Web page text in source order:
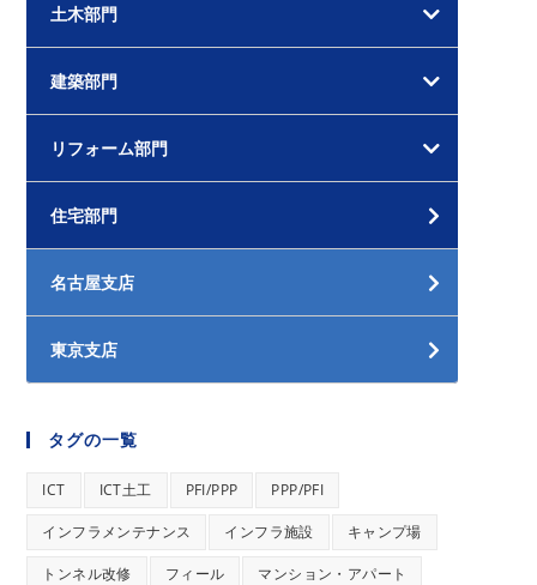
土木部門
建築部門
リフォーム部門
住宅部門
名古屋支店
東京支店
タグの一覧
ICT ICT土工 PFI/PPP PPP/PFI
インフラメンテナンス インフラ施設 キャンプ場
トンネル改修 フィール マンション・アパート